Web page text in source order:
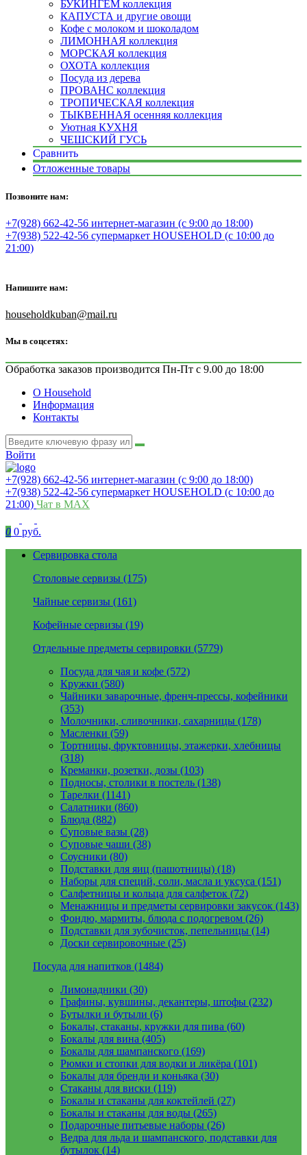
БУКИНГЕМ коллекция
КАПУСТА и другие овощи
Кофе с молоком и шоколадом
ЛИМОННАЯ коллекция
МОРСКАЯ коллекция
ОХОТА коллекция
Посуда из дерева
ПРОВАНС коллекция
ТРОПИЧЕСКАЯ коллекция
ТЫКВЕННАЯ осенняя коллекция
Уютная КУХНЯ
ЧЕШСКИЙ ГУСЬ
Сравнить
Отложенные товары
Позвоните нам:
+7(928) 662-42-56 интернет-магазин (с 9:00 до 18:00)
+7(938) 522-42-56 супермаркет HOUSEHOLD (с 10:00 до
21:00)
Напишите нам:
householdkuban@mail.ru
Мы в соцсетях:
Обработка заказов производится Пн-Пт с 9.00 до 18:00
О Household
Информация
Контакты
Войти
+7(928) 662-42-56 интернет-магазин (с 9:00 до 18:00)
+7(938) 522-42-56 супермаркет HOUSEHOLD (с 10:00 до
21:00) Чат в MAX
0 0 руб.
Сервировка стола
Столовые сервизы (175)
Чайные сервизы (161)
Кофейные сервизы (19)
Отдельные предметы сервировки (5779)
Посуда для чая и кофе (572)
Кружки (580)
Чайники заварочные, френч-прессы, кофейники
(353)
Молочники, сливочники, сахарницы (178)
Масленки (59)
Тортницы, фруктовницы, этажерки, хлебницы
(318)
Креманки, розетки, дозы (103)
Подносы, столики в постель (138)
Тарелки (1141)
Салатники (860)
Блюда (882)
Суповые вазы (28)
Суповые чаши (38)
Соусники (80)
Подставки для яиц (пашотницы) (18)
Наборы для специй, соли, масла и уксуса (151)
Салфетницы и кольца для салфеток (72)
Менажницы и предметы сервировки закусок (143)
Фондю, мармиты, блюда с подогревом (26)
Подставки для зубочисток, пепельницы (14)
Доски сервировочные (25)
Посуда для напитков (1484)
Лимонадники (30)
Графины, кувшины, декантеры, штофы (232)
Бутылки и бутыли (6)
Бокалы, стаканы, кружки для пива (60)
Бокалы для вина (405)
Бокалы для шампанского (169)
Рюмки и стопки для водки и ликёра (101)
Бокалы для бренди и коньяка (30)
Стаканы для виски (119)
Бокалы и стаканы для коктейлей (27)
Бокалы и стаканы для воды (265)
Подарочные питьевые наборы (26)
Ведра для льда и шампанского, подставки для
бутылок (14)